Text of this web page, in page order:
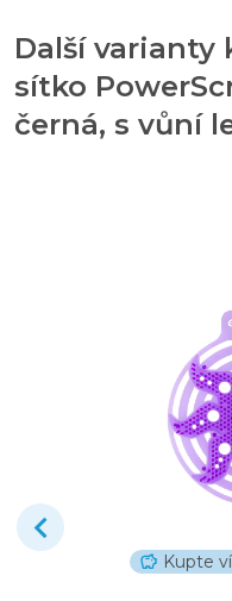
Další varianty
sítko
černá, s vůní
Kupte